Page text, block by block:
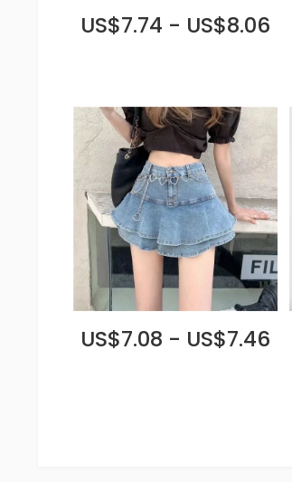
US$7.74 - US$8.06
US$7.08 - US$7.46